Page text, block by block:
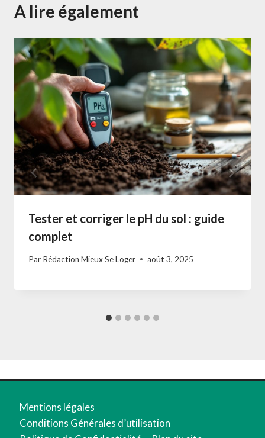
A lire également
Tester et corriger le pH du sol : guide
complet
Par Rédaction Mieux Se Loger août 3, 2025
Mentions légales
Conditions Générales d’utilisation